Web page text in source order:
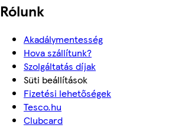
Rólunk
Akadálymentesség
Hova szállítunk?
Szolgáltatás díjak
Süti beállítások
Fizetési lehetőségek
Tesco.hu
Clubcard